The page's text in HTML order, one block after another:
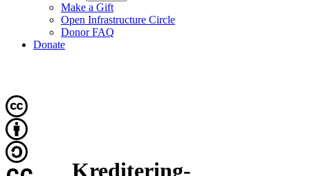
Make a Gift
Open Infrastructure Circle
Donor FAQ
Donate
Kreditering-